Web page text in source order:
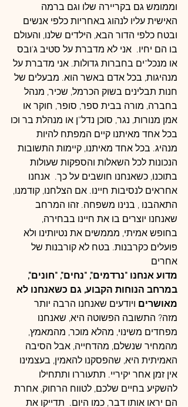
וממומש גם בקריירה שלו וגם ברמה
האישית עליו לנהוג באחריות כלפי אנשים
ובטח כלפי הדור הבא, הילדים שלנו, והעולם
בו הם יחיו.  אני לא מדברת על סטיב ג'ובס
או מנכל"ים בחברות גדולות. אני מדברת על
מנהיגות, בכל אדם באשר הוא. מבעלים של
חנות תבלינים בשוק הכרמל, שכיר, מנהל
בחברה, מורה בבית ספר, סופר, חוקר או
אמן מנורות, נגר, סוכן נדל"ן או מנהלת בר וכו
בכל אחד מאיתנו קיים המפתח להיות
מנהיג. בכל אחד מאיתנו, קיימות התשובות
הנכונות לכל השאלות והספקות שעולות
בתוכנו, כשאנחנו חושבים על כך.  אנחנו
אחראים לנסיבות חיינו. אם הצלחנו, קודמנו,
התאהבנו , בנינו משפחה. זהו המרחב
שאנחנו יוצרים בו את חיינו בבחירה,
בחופש אמיתי, מממשים את נטיותינו ולא
פועלים כקרבנות. בטח לא קורבנות של
אחרים
מדוע אנחנו "נרדמים", "נחים", "חונים",
במרחב הנוחות הקבוע, גם כשאנחנו לא
מאושרים ויודעים שאנחנו הרבה יותר
מזה? התשובה הפשוטה היא, שאנחנו
מפחדים משינוי, מהלא מוכר, מהמאמץ,
מהמחיר שנשלם, מהדחייה, אבל הסיבה
האמיתית היא, שהפסקנו להאמין, בעצמינו
אין זמן אחר יקיריי. תתעוררו ותתחילו
להשקיע בחיים שלכם, לטווח הרחוק, אחרת
הם יראו אותו דבר, כמו היום.  תדייקו את